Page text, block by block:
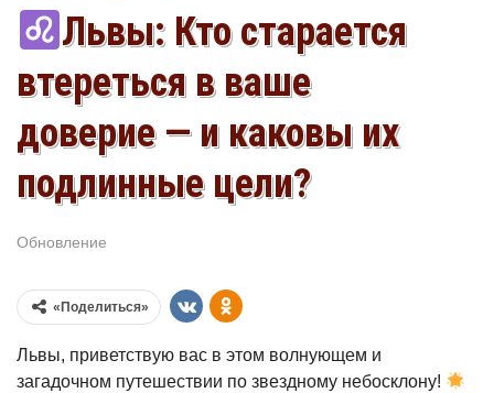
Львы: Кто старается
втереться в ваше
доверие — и каковы их
подлинные цели?
Обновление
«Поделиться»
Львы, приветствую вас в этом волнующем и
загадочном путешествии по звездному небосклону!